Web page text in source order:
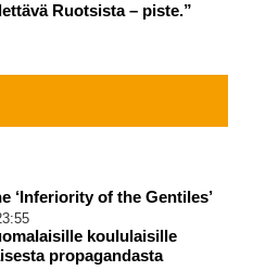
Ruotsista – piste.”
‘Inferiority of the Gentiles’
koululaisille
propagandasta